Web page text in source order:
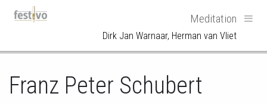
Hoofdnavigatie Meditation
Dirk Jan Warnaar, Herman van Vliet
Franz Peter Schubert